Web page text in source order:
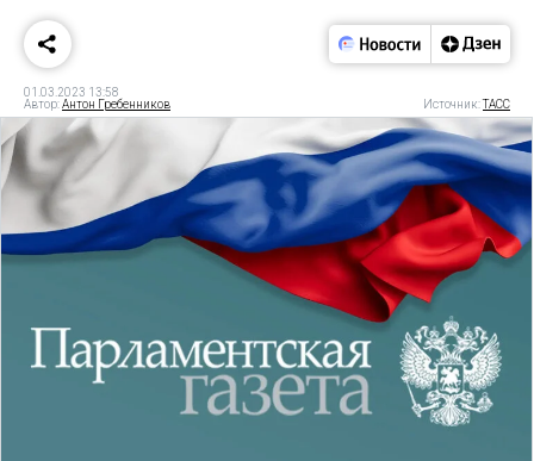
01.03.2023 13:58
Автор:Антон Гребенников Источник:ТАСС